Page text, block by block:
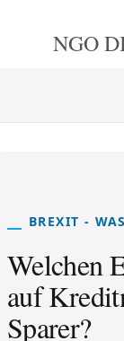
NGO
BREXIT -
Welchen
auf
Sparer?